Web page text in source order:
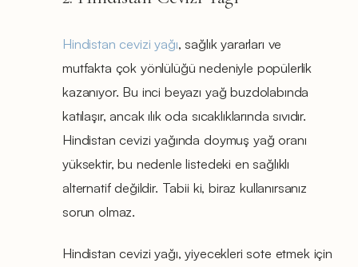
Hindistan cevizi yağı, sağlık yararları ve
mutfakta çok yönlülüğü nedeniyle popülerlik
kazanıyor. Bu inci beyazı yağ buzdolabında
katılaşır, ancak ılık oda sıcaklıklarında sıvıdır.
Hindistan cevizi yağında doymuş yağ oranı
yüksektir, bu nedenle listedeki en sağlıklı
alternatif değildir. Tabii ki, biraz kullanırsanız
sorun olmaz.
Hindistan cevizi yağı, yiyecekleri sote etmek için